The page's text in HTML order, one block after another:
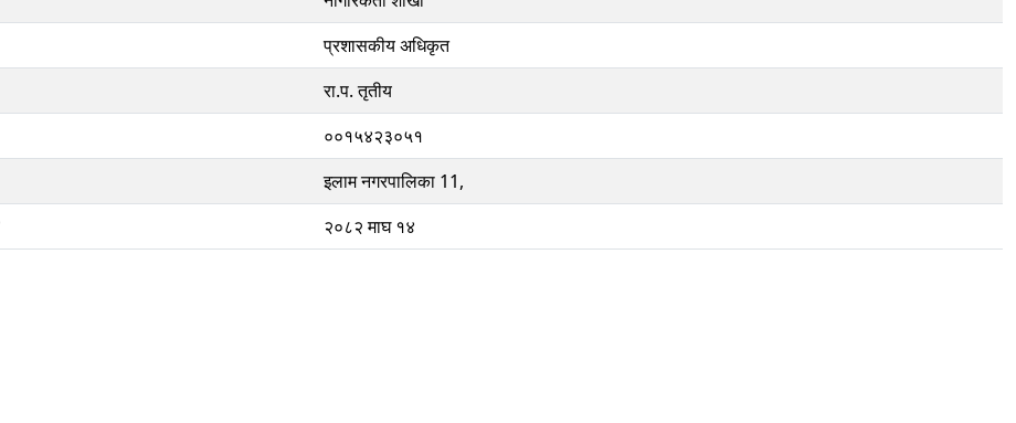
प्रशासकीय अधिकृत
रा.प. तृतीय
००१५४२३०५१
इलाम नगरपालिका 11,
२०८२ माघ १४